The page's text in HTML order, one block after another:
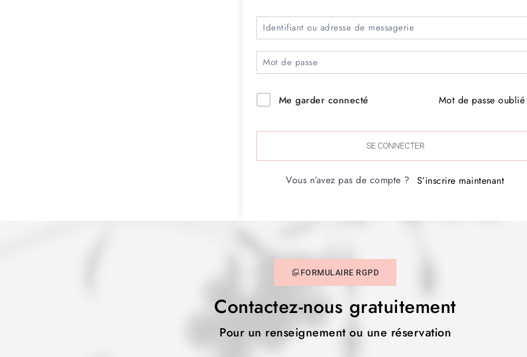
Me garder connecté Mot de passe
SE CONNECTER
Vous n’avez pas de compte ? S’inscrire maintenant
FORMULAIRE RGPD
Contactez-nous gratuitement
Pour un renseignement ou une réservation